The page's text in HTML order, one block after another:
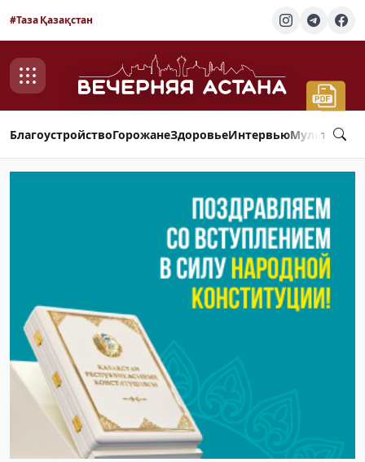
#Таза Қазақстан
БлагоустройствоГорожанеЗдоровьеИнтервью